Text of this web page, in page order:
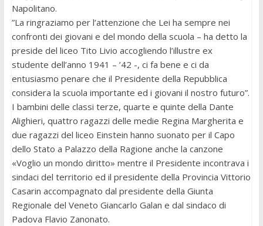
Napolitano.
”La ringraziamo per l’attenzione che Lei ha sempre nei
confronti dei giovani e del mondo della scuola – ha detto la
preside del liceo Tito Livio accogliendo l’illustre ex
studente dell’anno 1941 – ’42 -, ci fa bene e ci da
entusiasmo penare che il Presidente della Repubblica
considera la scuola importante ed i giovani il nostro futuro”.
I bambini delle classi terze, quarte e quinte della Dante
Alighieri, quattro ragazzi delle medie Regina Margherita e
due ragazzi del liceo Einstein hanno suonato per il Capo
dello Stato a Palazzo della Ragione anche la canzone
«Voglio un mondo diritto» mentre il Presidente incontrava i
sindaci del territorio ed il presidente della Provincia Vittorio
Casarin accompagnato dal presidente della Giunta
Regionale del Veneto Giancarlo Galan e dal sindaco di
Padova Flavio Zanonato.